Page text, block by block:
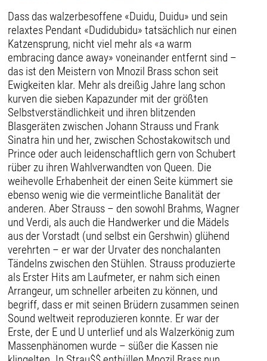
Dass das walzerbesoffene «Duidu, Duidu» und sein
relaxtes Pendant «Dudidubidu» tatsächlich nur einen
Katzensprung, nicht viel mehr als «a warm
embracing dance away» voneinander entfernt sind –
das ist den Meistern von Mnozil Brass schon seit
Ewigkeiten klar. Mehr als dreißig Jahre lang schon
kurven die sieben Kapazunder mit der größten
Selbstverständlichkeit und ihren blitzenden
Blasgeräten zwischen Johann Strauss und Frank
Sinatra hin und her, zwischen Schostakowitsch und
Prince oder auch leidenschaftlich gern von Schubert
rüber zu ihren Wahlverwandten von Queen. Die
weihevolle Erhabenheit der einen Seite kümmert sie
ebenso wenig wie die vermeintliche Banalität der
anderen. Aber Strauss – den sowohl Brahms, Wagner
und Verdi, als auch die Handwerker und die Mädels
aus der Vorstadt (und selbst ein Gershwin) glühend
verehrten – er war der Urvater des nonchalanten
Tändelns zwischen den Stühlen. Strauss produzierte
als Erster Hits am Laufmeter, er nahm sich einen
Arrangeur, um schneller arbeiten zu können, und
begriff, dass er mit seinen Brüdern zusammen seinen
Sound weltweit reproduzieren konnte. Er war der
Erste, der E und U unterlief und als Walzerkönig zum
Massenphänomen wurde – süßer die Kassen nie